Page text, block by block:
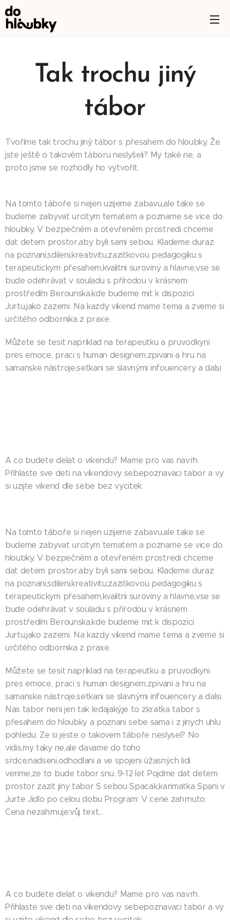
Tak trochu jiný
tábor
Tvoříme tak trochu jiný tábor s přesahem do hloubky. Že
jste ještě o takovém táboru neslyšeli? My také ne, a
proto jsme se rozhodly ho vytvořit.
Na tomto táboře si nejen uzijeme zabavu,ale take se
budeme zabyvat urcitym tematem a pozname se vice do
hloubky. V bezpečném a otevřeném prostredi chceme
dat detem prostor,aby byli sami sebou. Klademe duraz
na poznani,sdileni,kreativitu,zazitkovou pedagogiku s
terapeutickym přesahem,kvalitni suroviny a hlavne,vse se
bude odehrávat v souladu s přírodou v krásnem
prostředím Berounska,kde budeme mit k dispozici
Jurtu,jako zazemi. Na kazdy vikend mame tema a zveme si
určitého odbornika z praxe.
Můžete se tesit napriklad na terapeutku a pruvodkyni
pres emoce, praci s human designem,zpivani a hru na
samanske nástroje,setkani se slavnými infouencery a dalsi
A co budete delat o vikendu? Mame pro vas navrh.
Přihlaste sve deti na vikendovy sebepoznavaci tabor a vy
si uzijte vikend dle sebe bez vycitek.
Na tomto táboře si nejen uzijeme zabavu,ale take se
budeme zabyvat urcitym tematem a pozname se vice do
hloubky. V bezpečném a otevřeném prostredi chceme
dat detem prostor,aby byli sami sebou. Klademe duraz
na poznani,sdileni,kreativitu,zazitkovou pedagogiku s
terapeutickym přesahem,kvalitni suroviny a hlavne,vse se
bude odehrávat v souladu s přírodou v krásnem
prostředím Berounska,kde budeme mit k dispozici
Jurtu,jako zazemi. Na kazdy vikend mame tema a zveme si
určitého odbornika z praxe.
Můžete se tesit napriklad na terapeutku a pruvodkyni
pres emoce, praci s human designem,zpivani a hru na
samanske nástroje,setkani se slavnými infouencery a dalsi.
Nas tabor neni jen tak ledajaký,je to zkratka tabor s
přesahem do hloubky a poznani sebe sama i z jinych uhlu
pohledu. Ze si jeste o takovem táboře neslysel? No
vidis,my taky ne,ale davame do toho
srdce,nadseni,odhodlani a ve spojeni úžasných lidi
verime,ze to bude tabor snu. 9-12 let Pojdme dat detem
prostor zazit jiny tabor S sebou Spacak,karimatka Spani v
Jurte Jidlo po celou dobu Program: V cene zahrnuto:
Cena nezahrnuje:vůj text...
A co budete delat o vikendu? Mame pro vas navrh.
Přihlaste sve deti na vikendovy sebepoznavaci tabor a vy